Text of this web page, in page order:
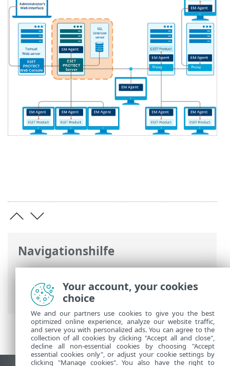
Navigationshilfe
ESET Online-Hilfe>ESET PROTECT On-
Prem>Einführung>Architektur>
Server
Your account, your cookies
choice
We and our partners use cookies to give you the best
optimized online experience, analyze our website traffic,
and serve you with personalized ads. You can agree to the
collection of all cookies by clicking "Accept all and close",
decline all non-essential cookies by choosing "Accept
essential cookies only", or adjust your cookie settings by
clicking "Manage cookies". You also have the right to